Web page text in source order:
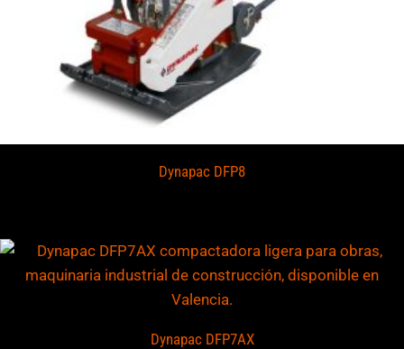
Dynapac DFP8
Dynapac DFP7AX